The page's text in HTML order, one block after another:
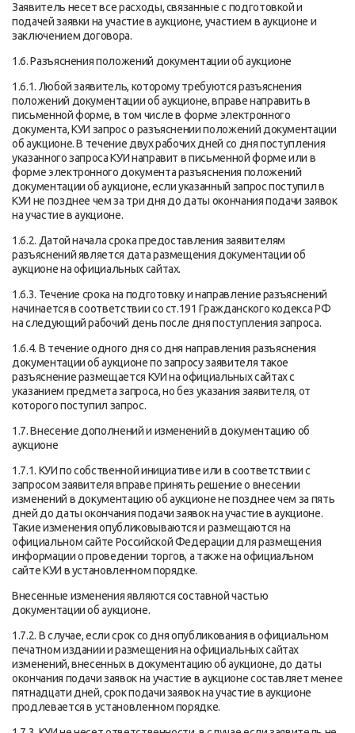
Заявитель несет все расходы, связанные с подготовкой и
подачей заявки на участие в аукционе, участием в аукционе и
заключением договора.
1.6. Разъяснения положений документации об аукционе
1.6.1. Любой заявитель, которому требуются разъяснения
положений документации об аукционе, вправе направить в
письменной форме, в том числе в форме электронного
документа, КУИ запрос о разъяснении положений документации
об аукционе. В течение двух рабочих дней со дня поступления
указанного запроса КУИ направит в письменной форме или в
форме электронного документа разъяснения положений
документации об аукционе, если указанный запрос поступил в
КУИ не позднее чем за три дня до даты окончания подачи заявок
на участие в аукционе.
1.6.2. Датой начала срока предоставления заявителям
разъяснений является дата размещения документации об
аукционе на официальных сайтах.
1.6.3. Течение срока на подготовку и направление разъяснений
начинается в соответствии со ст.191 Гражданского кодекса РФ
на следующий рабочий день после дня поступления запроса.
1.6.4. В течение одного дня со дня направления разъяснения
документации об аукционе по запросу заявителя такое
разъяснение размещается КУИ на официальных сайтах с
указанием предмета запроса, но без указания заявителя, от
которого поступил запрос.
1.7. Внесение дополнений и изменений в документацию об
аукционе
1.7.1. КУИ по собственной инициативе или в соответствии с
запросом заявителя вправе принять решение о внесении
изменений в документацию об аукционе не позднее чем за пять
дней до даты окончания подачи заявок на участие в аукционе.
Такие изменения опубликовываются и размещаются на
официальном сайте Российской Федерации для размещения
информации о проведении торгов, а также на официальном
сайте КУИ в установленном порядке.
Внесенные изменения являются составной частью
документации об аукционе.
1.7.2. В случае, если срок со дня опубликования в официальном
печатном издании и размещения на официальных сайтах
изменений, внесенных в документацию об аукционе, до даты
окончания подачи заявок на участие в аукционе составляет менее
пятнадцати дней, срок подачи заявок на участие в аукционе
продлевается в установленном порядке.